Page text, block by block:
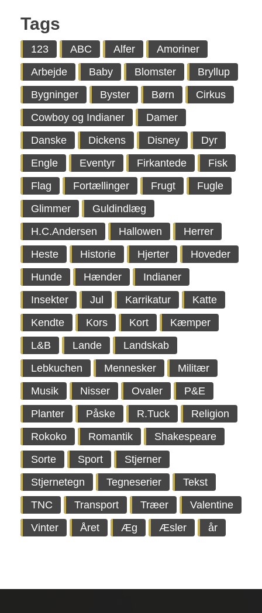
Tags
123 ABC Alfer
Amoriner
Arbejde
Baby Blomster
Bryllup
Bygninger
Byster Børn
Cirkus
Cowboy og Indianer
Damer
Danske
Dickens Disney
Dyr
Engle
Eventyr Firkantede
Fisk
Flag
Fortællinger Frugt
Fugle
Glimmer
Guldindlæg
H.C.Andersen
Hallowen
Herrer
Heste
Historie Hjerter
Hoveder
Hunde
Hænder
Indianer
Insekter
Jul Karrikatur
Katte
Kendte
Kors Kort
Kæmper
L&B
Lande
Landskab
Lebkuchen
Mennesker
Militær
Musik
Nisser Ovaler
P&E
Planter
Påske R.Tuck
Religion
Rokoko
Romantik
Shakespeare
Sorte
Sport
Stjerner
Stjernetegn
Tegneserier
Tekst
TNC
Transport Træer
Valentine
Vinter
Året Æg Æsler år